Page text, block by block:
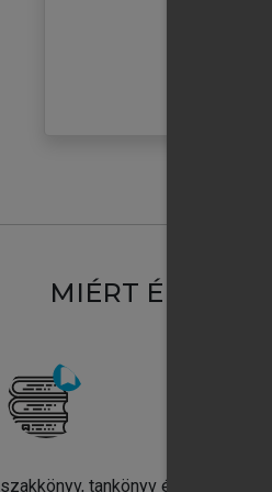
MIÉRT
szakkönyv, tankönyv és